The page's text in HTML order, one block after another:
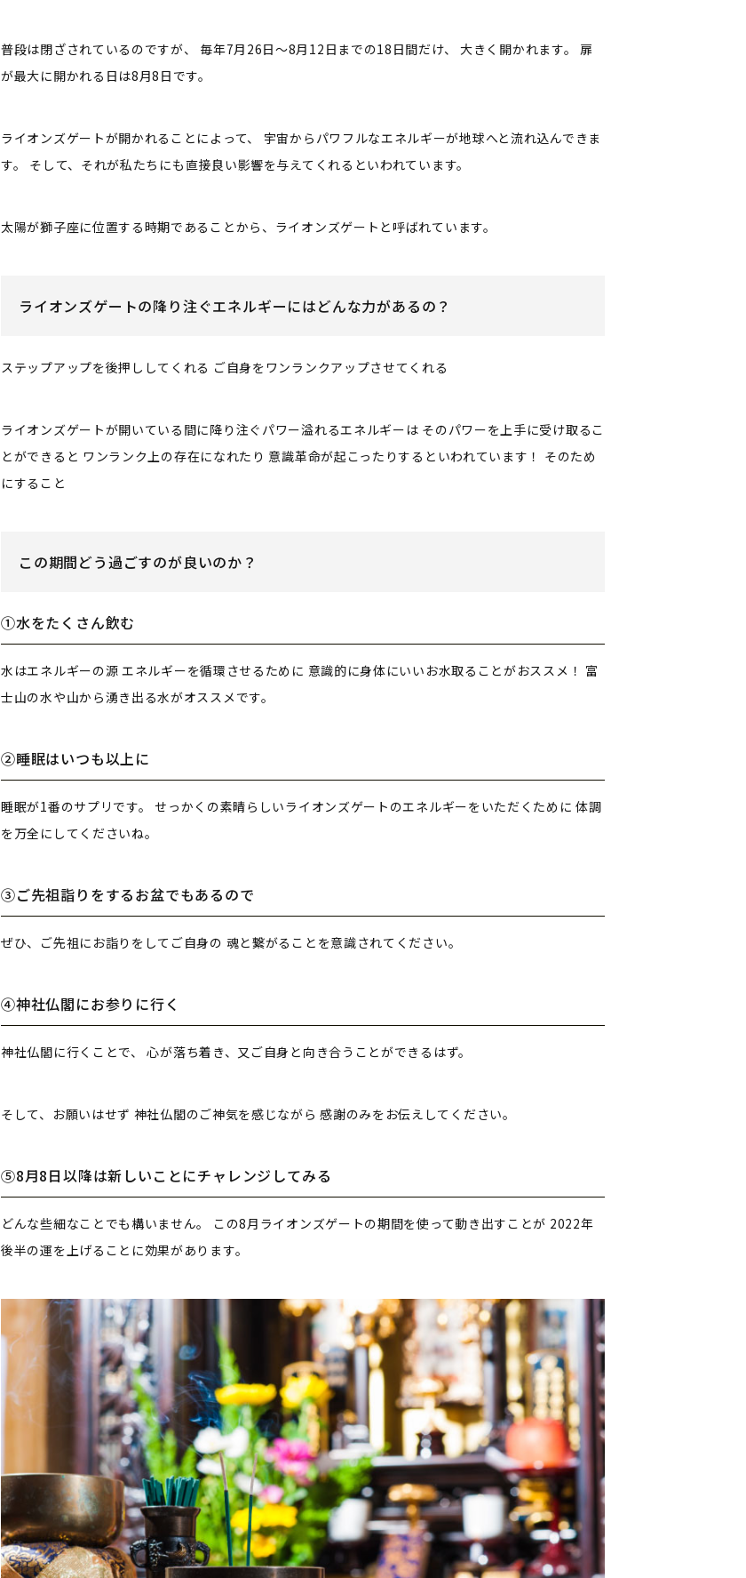
普段は閉ざされているのですが、 毎年7月26日～8月12日までの18日間だけ、 大きく開かれます。
扉
が最大に開かれる日は8月8日です。
ライオンズゲートが開かれることによって、
宇宙からパワフルなエネルギーが地球へと流れ込んできま
す。
そして、それが私たちにも直接良い影響を与えてくれるといわれています。
太陽が獅子座に位置する時期であることから、ライオンズゲートと呼ばれています。
ライオンズゲートの降り注ぐエネルギーにはどんな力があるの？
ステップアップを後押ししてくれる ご自身をワンランクアップさせてくれる
ライオンズゲートが開いている間に降り注ぐパワー溢れるエネルギーは そのパワーを上手に受け取るこ
とができると ワンランク上の存在になれたり 意識革命が起こったりするといわれています！ そのため
にすること
この期間どう過ごすのが良いのか？
①水をたくさん飲む
水はエネルギーの源 エネルギーを循環させるために 意識的に身体にいいお水取ることがおススメ！ 富
士山の水や山から湧き出る水がオススメです。
②睡眠はいつも以上に
睡眠が1番のサプリです。 せっかくの素晴らしいライオンズゲートのエネルギーをいただくために 体調
を万全にしてくださいね。
③ご先祖詣りをするお盆でもあるので
ぜひ、ご先祖にお詣りをしてご自身の 魂と繋がることを意識されてください。
④神社仏閣にお参りに行く
神社仏閣に行くことで、 心が落ち着き、又ご自身と向き合うことができるはず。
そして、お願いはせず 神社仏閣のご神気を感じながら 感謝のみをお伝えしてください。
⑤8月8日以降は新しいことにチャレンジしてみる
どんな些細なことでも構いません。 この8月ライオンズゲートの期間を使って動き出すことが 2022年
後半の運を上げることに効果があります。